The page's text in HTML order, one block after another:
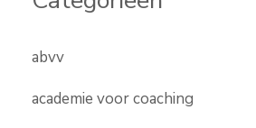
abvv
academie voor coaching